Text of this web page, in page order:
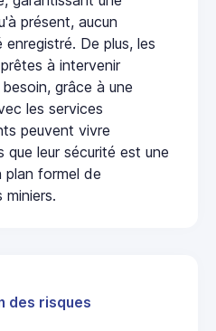
présent, aucun
De plus, les
à intervenir
grâce à une
les services
peuvent vivre
leur sécurité est une
plan formel de
miniers.
des risques